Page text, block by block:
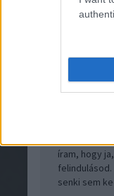
Geldrin
íram, hogy
senki sem